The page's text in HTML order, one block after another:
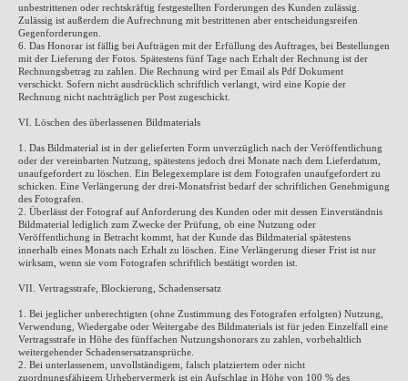
unbestrittenen oder rechtskräftig festgestellten Forderungen des Kunden zulässig.
Zulässig ist außerdem die Aufrechnung mit bestrittenen aber entscheidungsreifen
Gegenforderungen.
6. Das Honorar ist fällig bei Aufträgen mit der Erfüllung des Auftrages, bei Bestellungen
mit der Lieferung der Fotos. Spätestens fünf Tage nach Erhalt der Rechnung ist der
Rechnungsbetrag zu zahlen. Die Rechnung wird per Email als Pdf Dokument
verschickt. Sofern nicht ausdrücklich schriftlich verlangt, wird eine Kopie der
Rechnung nicht nachträglich per Post zugeschickt.
VI. Löschen des überlassenen Bildmaterials
1. Das Bildmaterial ist in der gelieferten Form unverzüglich nach der Veröffentlichung
oder der vereinbarten Nutzung, spätestens jedoch drei Monate nach dem Lieferdatum,
unaufgefordert zu löschen. Ein Belegexemplare ist dem Fotografen unaufgefordert zu
schicken. Eine Verlängerung der drei-Monatsfrist bedarf der schriftlichen Genehmigung
des Fotografen.
2. Überlässt der Fotograf auf Anforderung des Kunden oder mit dessen Einverständnis
Bildmaterial lediglich zum Zwecke der Prüfung, ob eine Nutzung oder
Veröffentlichung in Betracht kommt, hat der Kunde das Bildmaterial spätestens
innerhalb eines Monats nach Erhalt zu löschen. Eine Verlängerung dieser Frist ist nur
wirksam, wenn sie vom Fotografen schriftlich bestätigt worden ist.
VII. Vertragsstrafe, Blockierung, Schadensersatz
1. Bei jeglicher unberechtigten (ohne Zustimmung des Fotografen erfolgten) Nutzung,
Verwendung, Wiedergabe oder Weitergabe des Bildmaterials ist für jeden Einzelfall eine
Vertragsstrafe in Höhe des fünffachen Nutzungshonorars zu zahlen, vorbehaltlich
weitergehender Schadensersatzansprüche.
2. Bei unterlassenem, unvollständigem, falsch platziertem oder nicht
zuordnungsfähigem Urhebervermerk ist ein Aufschlag in Höhe von 100 % des